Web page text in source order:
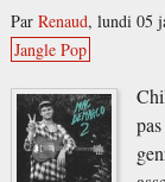
Par Renaud, lundi 05
Jangle Pop